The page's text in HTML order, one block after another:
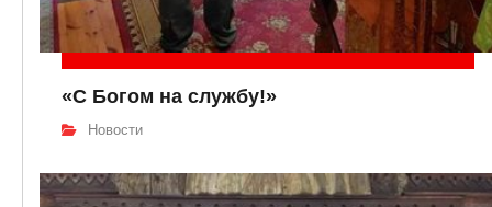
«С Богом на службу!»
Новости